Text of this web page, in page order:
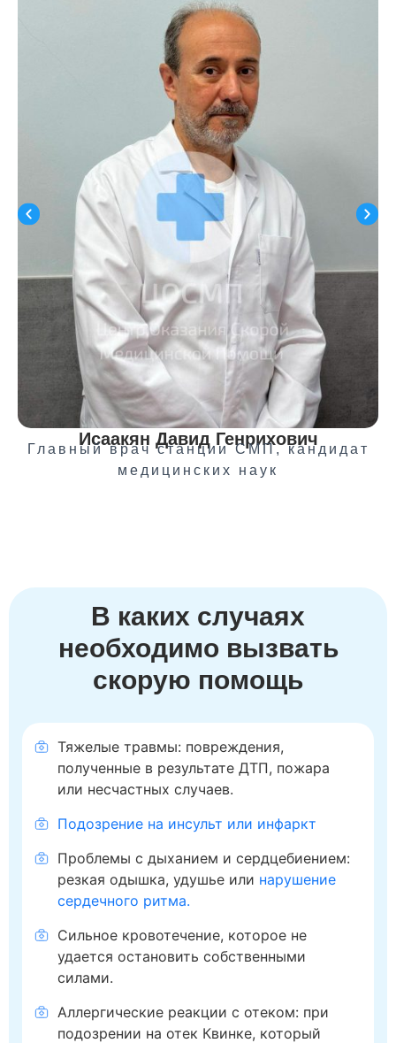
Исаакян Давид Генрихович
Главный врач станции СМП, кандидат
медицинских наук
В каких случаях
необходимо вызвать
скорую помощь
Тяжелые травмы: повреждения,
полученные в результате ДТП, пожара
или несчастных случаев.
Подозрение на инсульт или инфаркт
Проблемы с дыханием и сердцебиением:
резкая одышка, удушье или нарушение
сердечного ритма.
Сильное кровотечение, которое не
удается остановить собственными
силами.
Аллергические реакции с отеком: при
подозрении на отек Квинке, который